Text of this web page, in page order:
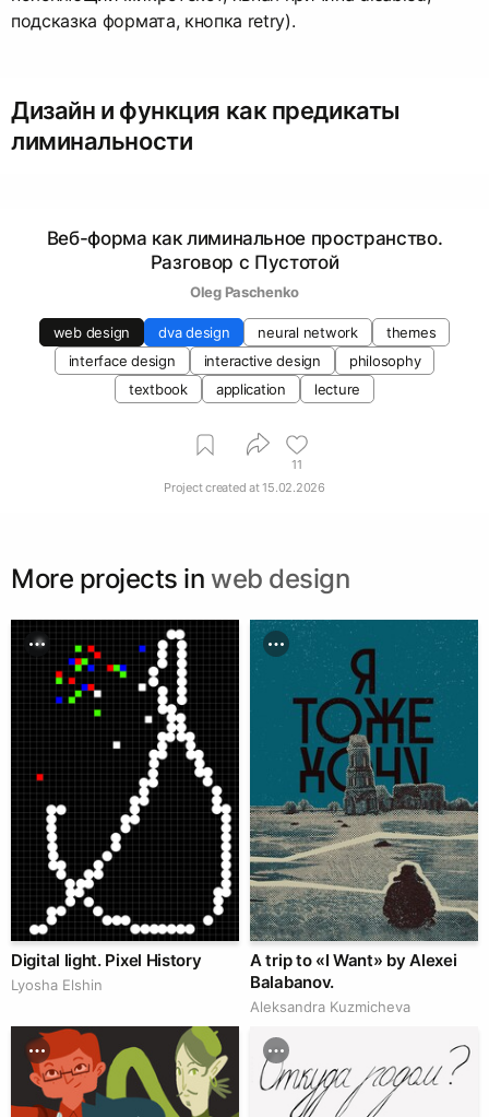
подсказка формата, кнопка retry).
Дизайн и функция как предикаты
лиминальности
Веб-форма как лиминальное пространство.
Разговор с Пустотой
Oleg Paschenko
web design dva design neural network
themes
interface design
interactive design
philosophy
textbook
application lecture
11
Project created at15.02.2026
More projects in web design
Digital light. Pixel History
Lyosha Elshin
A trip to «I Want» by Alexei
Balabanov.
Aleksandra Kuzmicheva